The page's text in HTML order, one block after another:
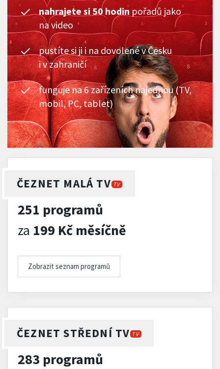
nahrajete si 50 hodin pořadů jako
na video
pustíte si ji i na dovolené v Česku
i v zahraničí
funguje na 6 zařízeních najednou (TV,
mobil, PC, tablet)
ČEZNET MALÁ TV TV
251 programů
za 199 Kč měsíčně
Zobrazit seznam programů
ČEZNET STŘEDNÍ TV TV
283 programů